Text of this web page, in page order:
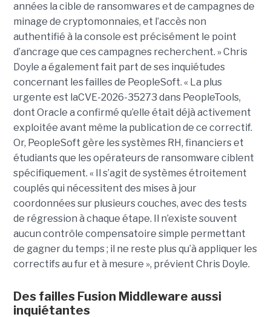
années la cible de ransomwares et de campagnes de
minage de cryptomonnaies, et l’accès non
authentifié à la console est précisément le point
d’ancrage que ces campagnes recherchent. » Chris
Doyle a également fait part de ses inquiétudes
concernant les failles de PeopleSoft. « La plus
urgente est laCVE-2026-35273 dans PeopleTools,
dont Oracle a confirmé qu’elle était déjà activement
exploitée avant même la publication de ce correctif.
Or, PeopleSoft gère les systèmes RH, financiers et
étudiants que les opérateurs de ransomware ciblent
spécifiquement. « Il s’agit de systèmes étroitement
couplés qui nécessitent des mises à jour
coordonnées sur plusieurs couches, avec des tests
de régression à chaque étape. Il n’existe souvent
aucun contrôle compensatoire simple permettant
de gagner du temps ; il ne reste plus qu’à appliquer les
correctifs au fur et à mesure », prévient Chris Doyle.
Des failles Fusion Middleware aussi
inquiétantes